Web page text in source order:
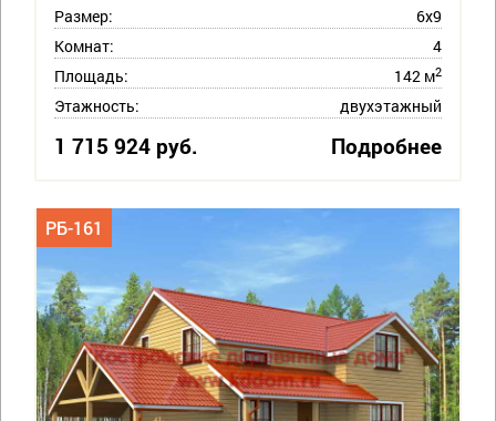
Размер:
6х9
Комнат:
4
Площадь:
142 м2
Этажность: двухэтажный
1 715 924 руб. Подробнее
РБ-161